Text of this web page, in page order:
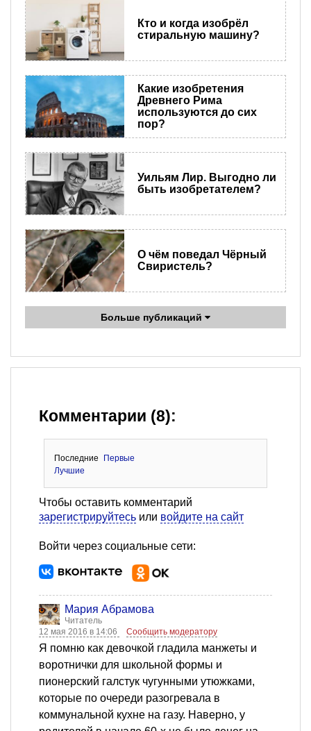
Кто и когда изобрёл
стиральную машину?
Какие изобретения
Древнего Рима
используются до сих
пор?
Уильям Лир. Выгодно ли
быть изобретателем?
О чём поведал Чёрный
Свиристель?
Больше публикаций
Комментарии (8):
Последние
Первые
Лучшие
Чтобы оставить комментарий
зарегистрируйтесь или войдите на сайт
Войти через социальные сети:
Мария Абрамова
Читатель
12 мая 2016 в 14:06
Сообщить модератору
Я помню как девочкой гладила манжеты и
воротнички для школьной формы и
пионерский галстук чугунными утюжками,
которые по очереди разогревала в
коммунальной кухне на газу. Наверно, у